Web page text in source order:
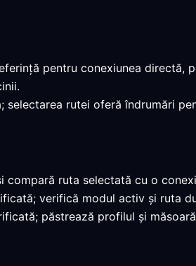
pentru conexiunea directă,
rutei oferă îndrumări
ruta selectată cu o
verifică modul activ și ruta
păstrează profilul și